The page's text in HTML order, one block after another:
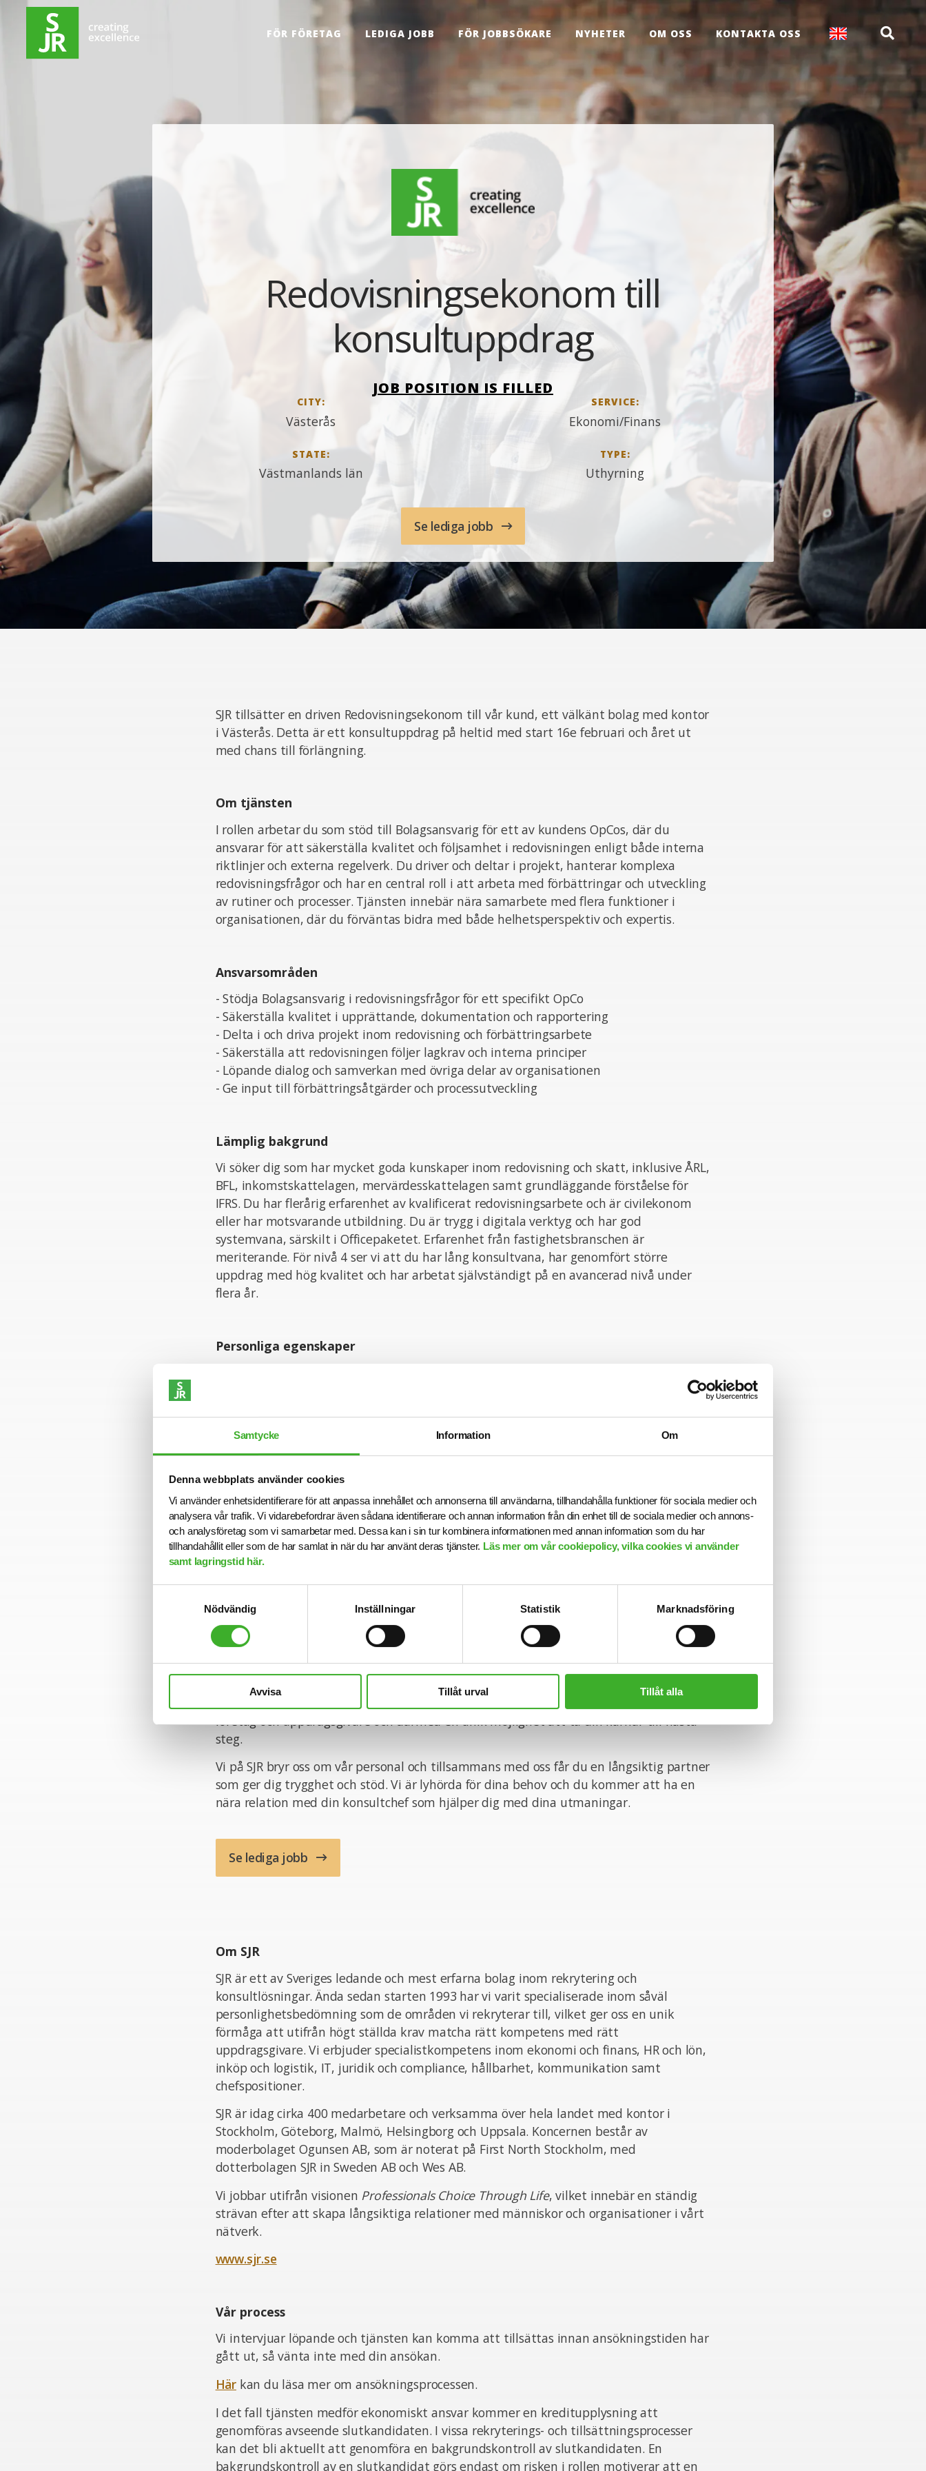
Samtycke Information Om
Denna webbplats använder cookies
Vi använder enhetsidentifierare för att anpassa innehållet och annonserna till användarna, tillhandahålla funktioner för sociala medier och
analysera vår trafik. Vi vidarebefordrar även sådana identifierare och annan information från din enhet till de sociala medier och annons-
och analysföretag som vi samarbetar med. Dessa kan i sin tur kombinera informationen med annan information som du har
tillhandahållit eller som de har samlat in när du har använt deras tjänster. Läs mer om vår cookiepolicy, vilka cookies vi använder
samt lagringstid här.
Nödvändig
Inställningar Statistik Marknadsföring
Avvisa Tillåt urval Tillåt alla
Hoppa till innehåll
FÖR FÖRETAG LEDIGA JOBB FÖR JOBBSÖKARE NYHETER OM OSS KONTAKTA OSS
JOB POSITION IS FILLED
CITY:
Västerås
SERVICE:
Ekonomi/Finans
STATE:
Västmanlands län
TYPE:
Uthyrning
Redovisningsekonom till
konsultuppdrag
Se lediga jobb
SJR tillsätter en driven Redovisningsekonom till vår kund, ett välkänt bolag med kontor
i Västerås. Detta är ett konsultuppdrag på heltid med start 16e februari och året ut
med chans till förlängning.
Om tjänsten
I rollen arbetar du som stöd till Bolagsansvarig för ett av kundens OpCos, där du
ansvarar för att säkerställa kvalitet och följsamhet i redovisningen enligt både interna
riktlinjer och externa regelverk. Du driver och deltar i projekt, hanterar komplexa
redovisningsfrågor och har en central roll i att arbeta med förbättringar och utveckling
av rutiner och processer. Tjänsten innebär nära samarbete med flera funktioner i
organisationen, där du förväntas bidra med både helhetsperspektiv och expertis.
Ansvarsområden
- Stödja Bolagsansvarig i redovisningsfrågor för ett specifikt OpCo
- Säkerställa kvalitet i upprättande, dokumentation och rapportering
- Delta i och driva projekt inom redovisning och förbättringsarbete
- Säkerställa att redovisningen följer lagkrav och interna principer
- Löpande dialog och samverkan med övriga delar av organisationen
- Ge input till förbättringsåtgärder och processutveckling
Lämplig bakgrund
Vi söker dig som har mycket goda kunskaper inom redovisning och skatt, inklusive ÅRL,
BFL, inkomstskattelagen, mervärdesskattelagen samt grundläggande förståelse för
IFRS. Du har flerårig erfarenhet av kvalificerat redovisningsarbete och är civilekonom
eller har motsvarande utbildning. Du är trygg i digitala verktyg och har god
systemvana, särskilt i Officepaketet. Erfarenhet från fastighetsbranschen är
meriterande. För nivå 4 ser vi att du har lång konsultvana, har genomfört större
uppdrag med hög kvalitet och har arbetat självständigt på en avancerad nivå under
flera år.
Personliga egenskaper
individuellt. Du är samarbetsorienterad och flexibel, samtidigt som du har en hög grad
arbetsuppgifter. Din noggrannhet, struktur och förmåga att kvalitetssäkra arbetet är
Ansökan
Vi intervjuar löpande och tjänsten kan komma att tillsättas innan ansökningstiden har
gått ut. Sista ansökningsdag är 2026-03-04.
Varmt välkommen med din ansökan!
Konsult hos SJR
Att arbeta som konsult hos SJR innebär att du blir en del av en dedikerad organisation
med kompetens att ge dig perfekta förutsättningar att utvecklas både inom din
yrkesroll och på ett personligt plan. Du får tillgång till vårt stora nätverk av intressanta
företag och uppdragsgivare och därmed en unik möjlighet att ta din karriär till nästa
steg.
Vi på SJR bryr oss om vår personal och tillsammans med oss får du en långsiktig partner
som ger dig trygghet och stöd. Vi är lyhörda för dina behov och du kommer att ha en
nära relation med din konsultchef som hjälper dig med dina utmaningar.
Se lediga jobb
Om SJR
SJR är ett av Sveriges ledande och mest erfarna bolag inom rekrytering och
konsultlösningar. Ända sedan starten 1993 har vi varit specialiserade inom såväl
personlighetsbedömning som de områden vi rekryterar till, vilket ger oss en unik
förmåga att utifrån högt ställda krav matcha rätt kompetens med rätt
uppdragsgivare. Vi erbjuder specialistkompetens inom ekonomi och finans, HR och lön,
inköp och logistik, IT, juridik och compliance, hållbarhet, kommunikation samt
chefspositioner.
SJR är idag cirka 400 medarbetare och verksamma över hela landet med kontor i
Stockholm, Göteborg, Malmö, Helsingborg och Uppsala. Koncernen består av
moderbolaget Ogunsen AB, som är noterat på First North Stockholm, med
dotterbolagen SJR in Sweden AB och Wes AB.
Vi jobbar utifrån visionen Professionals Choice Through Life, vilket innebär en ständig
strävan efter att skapa långsiktiga relationer med människor och organisationer i vårt
nätverk.
www.sjr.se
Vår process
Vi intervjuar löpande och tjänsten kan komma att tillsättas innan ansökningstiden har
gått ut, så vänta inte med din ansökan.
Härkan du läsa mer om ansökningsprocessen.
I det fall tjänsten medför ekonomiskt ansvar kommer en kreditupplysning att
genomföras avseende slutkandidaten. I vissa rekryterings- och tillsättningsprocesser
kan det bli aktuellt att genomföra en bakgrundskontroll av slutkandidaten. En
bakgrundskontroll av en slutkandidat görs endast om risken i rollen motiverar att en